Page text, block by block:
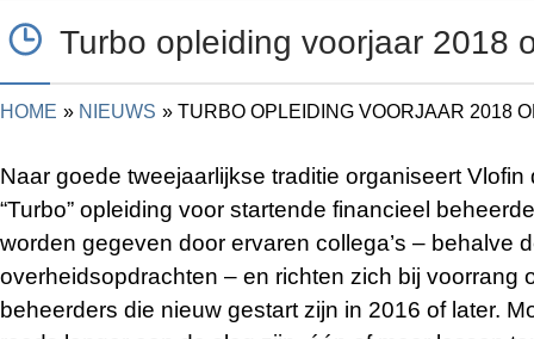
Turbo opleiding voorjaar 2018
HOME NIEUWS TURBO OPLEIDING VOORJAAR 2018
Naar goede tweejaarlijkse traditie organiseert Vlofin
“Turbo” opleiding voor startende financieel
worden gegeven door ervaren collega’s – behalve
overheidsopdrachten – en richten zich bij voorrang
beheerders die nieuw gestart zijn in 2016 of later.